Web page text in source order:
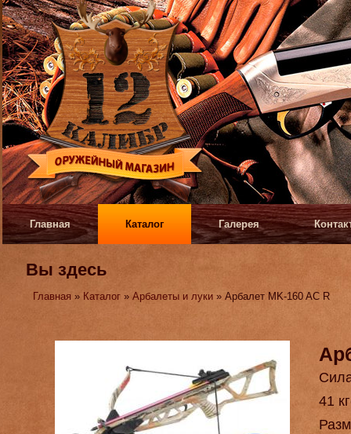
Главная Каталог Галерея
Вы здесь
Главная » Каталог »Арбалеты и луки » Арбалет MK-160 AC R
41